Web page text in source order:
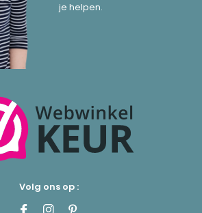
je helpen.
Volg ons op :